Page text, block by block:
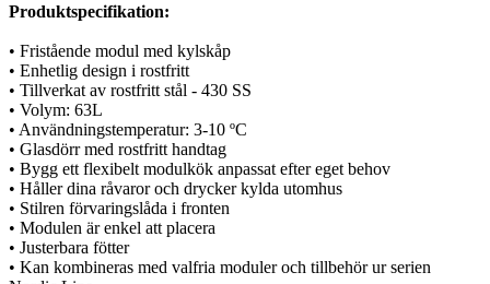
Produktspecifikation:
• Fristående modul med kylskåp
• Enhetlig design i rostfritt
• Tillverkat av rostfritt stål - 430 SS
• Volym: 63L
• Användningstemperatur: 3-10 ºC
• Glasdörr med rostfritt handtag
• Bygg ett flexibelt modulkök anpassat efter eget behov
• Håller dina råvaror och drycker kylda utomhus
• Stilren förvaringslåda i fronten
• Modulen är enkel att placera
• Justerbara fötter
• Kan kombineras med valfria moduler och tillbehör ur serien